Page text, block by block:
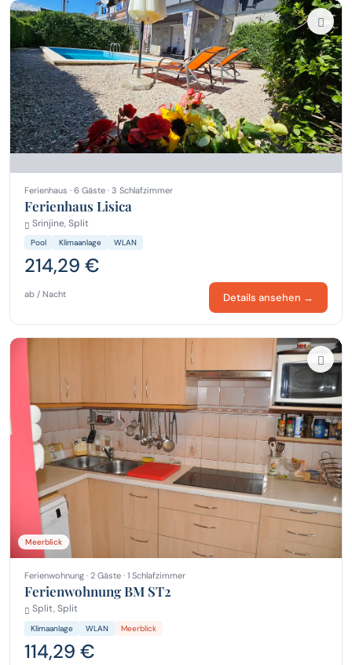
Ferienhaus · 6 Gäste · 3 Schlafzimmer
Ferienhaus Lisica
Srinjine, Split
Pool Klimaanlage WLAN
214,29 €
ab / Nacht Details ansehen →
Meerblick
Ferienwohnung · 2 Gäste · 1 Schlafzimmer
Ferienwohnung BM ST2
Split, Split
Klimaanlage WLAN Meerblick
114,29 €